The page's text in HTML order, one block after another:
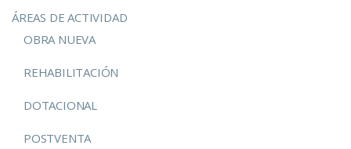
ÁREAS DE ACTIVIDAD
OBRA NUEVA
REHABILITACIÓN
DOTACIONAL
POSTVENTA